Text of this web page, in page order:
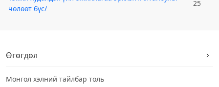
чөлөөт бүс/
25
Өгөгдөл
Монгол хэлний тайлбар толь